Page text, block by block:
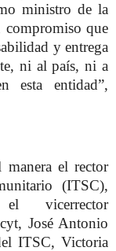
ministro de la
compromiso que
y entrega
ni al país, ni a
esta entidad”,
el rector
(ITSC),
vicerrector
José Antonio
ITSC, Victoria